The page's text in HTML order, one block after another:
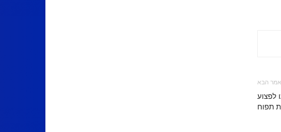
הבא
לפצוע
תפוח